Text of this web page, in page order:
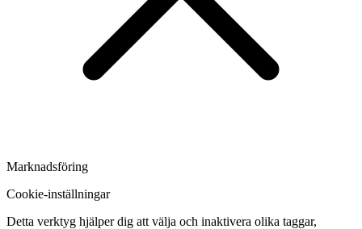
Marknadsföring
Cookie-inställningar
Detta verktyg hjälper dig att välja och inaktivera olika taggar,